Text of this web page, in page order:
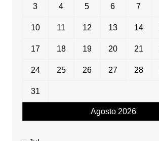
Agosto 2026
3 4 5 6 7
10 11 12 13 14
17 18 19 20 21
24 25 26 27 28
31